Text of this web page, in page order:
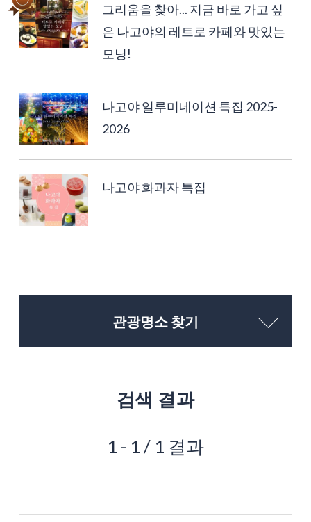
그리움을 찾아... 지금 바로 가고 싶
은 나고야의 레트로 카페와 맛있는
모닝!
나고야 일루미네이션 특집 2025-
2026
나고야 화과자 특집
관광명소 찾기
검색 결과
1 - 1 / 1 결과